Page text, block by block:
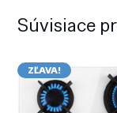
Súvisiace
ZĽAVA!